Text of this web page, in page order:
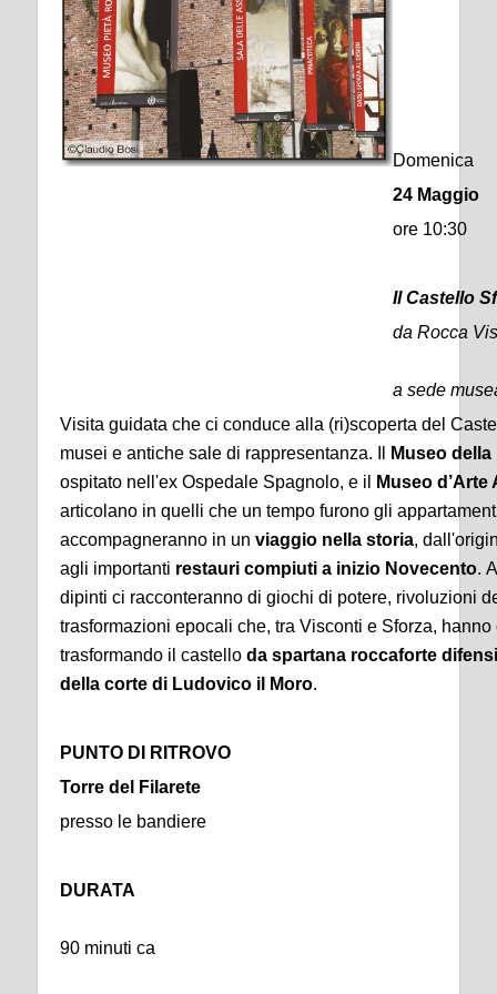
Domenica
24 Maggio
ore 10:30
Il Castello
da Rocca
a sede
Visita guidata che ci conduce alla (ri)scoperta del
musei e antiche sale di rappresentanza. Il
Museo
ospitato nell'ex Ospedale Spagnolo, e il
Museo d’Arte
articolano in quelli che un tempo furono gli
accompagneranno in un viaggio nella storia,
agli importanti restauri compiuti a inizio Novecento.
dipinti ci racconteranno di giochi di potere, rivoluzioni
trasformazioni epocali che, tra Visconti e Sforza,
trasformando il castello da spartana roccaforte
della corte di Ludovico il Moro.
PUNTO DI RITROVO
Torre del Filarete
presso le bandiere
DURATA
90 minuti ca